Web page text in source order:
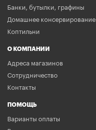
Банки, бутылки, графины
Домашнее консервирование
Коптильни
О КОМПАНИИ
Адреса магазинов
Сотрудничество
Контакты
ПОМОЩЬ
Варианты оплаты